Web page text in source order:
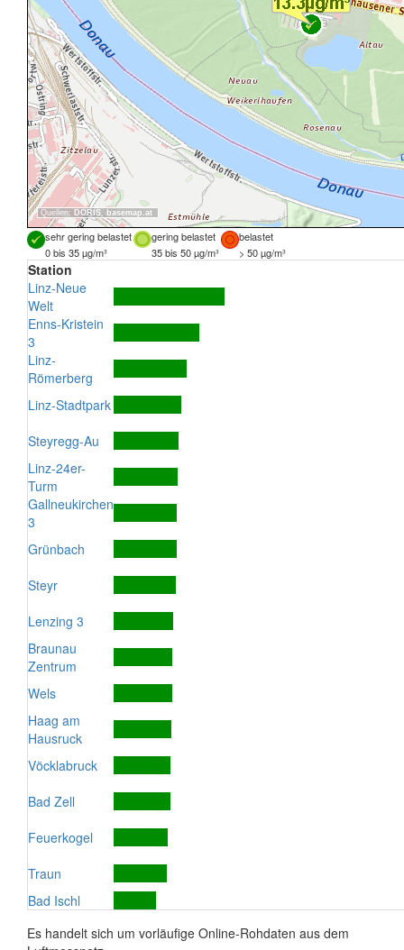
Quellen: DORIS, basemap.at
sehr gering belastet gering belastet
belastet
0 bis 35 µg/m³
35 bis 50 µg/m³ > 50 µg/m³
Station
Linz-Neue
Welt
Enns-Kristein
3
Linz-
Römerberg
Linz-Stadtpark
Steyregg-Au
Linz-24er-
Turm
Gallneukirchen
3
Grünbach
Steyr
Lenzing 3
Braunau
Zentrum
Wels
Haag am
Hausruck
Vöcklabruck
Bad Zell
Feuerkogel
Traun
Bad Ischl
Es handelt sich um vorläufige Online-Rohdaten aus dem